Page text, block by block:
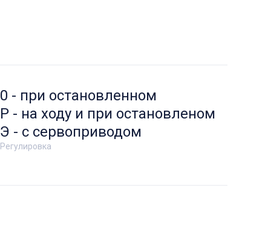
Регулировка
0 - при остановленном
Р - на ходу и при остановленом
Э - с сервоприводом